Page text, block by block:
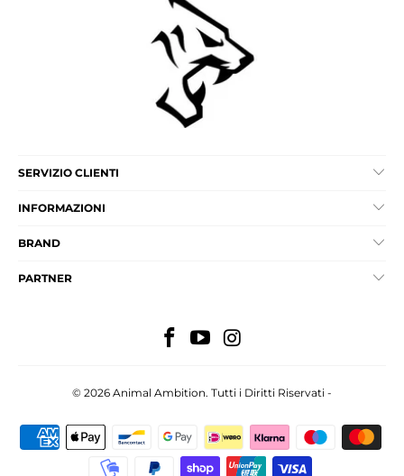
SERVIZIO CLIENTI
INFORMAZIONI
BRAND
PARTNER
© 2026 Animal Ambition. Tutti i Diritti Riservati -